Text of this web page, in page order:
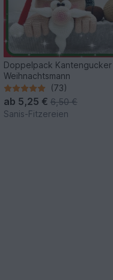
Doppelpack
Weihnachtsmann
(73)
ab 5,25 € 6,50 €
Sanis-Fitzereien